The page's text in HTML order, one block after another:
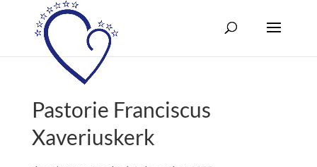
Pastorie Franciscus
Xaveriuskerk